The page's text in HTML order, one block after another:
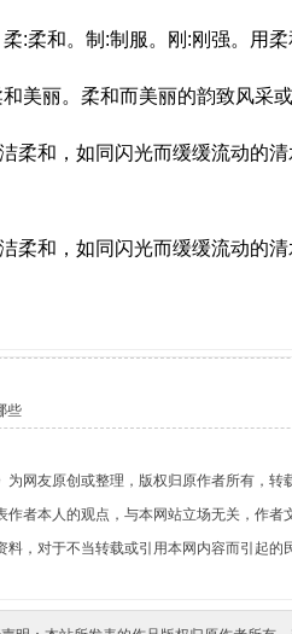
和。制:制服。刚:刚强。用柔
丽。柔和而美丽的韵致风采或
和，如同闪光而缓缓流动的清
和，如同闪光而缓缓流动的清
些
为网友原创或整理，版权归原作者所有，转
作者本人的观点，与本网站立场无关，作者
，对于不当转载或引用本网内容而引起的